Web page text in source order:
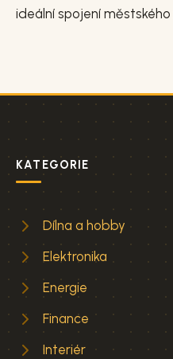
ideální spojení
KATEGORIE
Dílna a hobby
Elektronika
Energie
Finance
Interiér